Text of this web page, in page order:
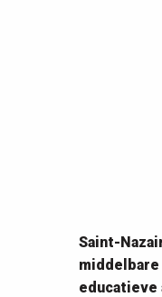
Saint-